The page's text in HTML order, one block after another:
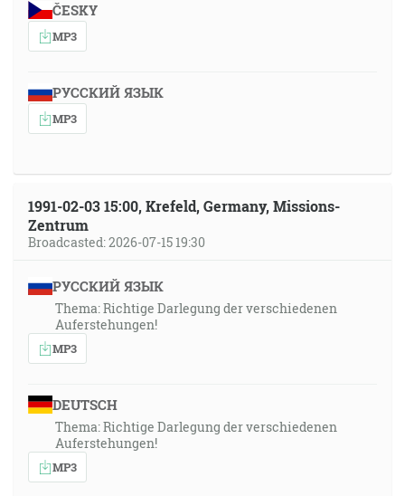
ČESKY
MP3
РУССКИЙ ЯЗЫК
MP3
1991-02-03 15:00, Krefeld, Germany, Missions-
Zentrum
Broadcasted: 2026-07-15 19:30
РУССКИЙ ЯЗЫК
Thema: Richtige Darlegung der verschiedenen
Auferstehungen!
MP3
DEUTSCH
Thema: Richtige Darlegung der verschiedenen
Auferstehungen!
MP3